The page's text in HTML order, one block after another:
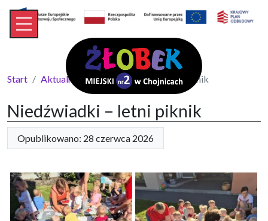
Start Aktualności Niedźwiadki – letni piknik
Niedźwiadki – letni piknik
Opublikowano: 28 czerwca 2026